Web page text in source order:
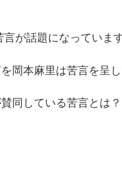
言が話題になっています
岡本麻里は苦言を呈し
同している苦言とは？